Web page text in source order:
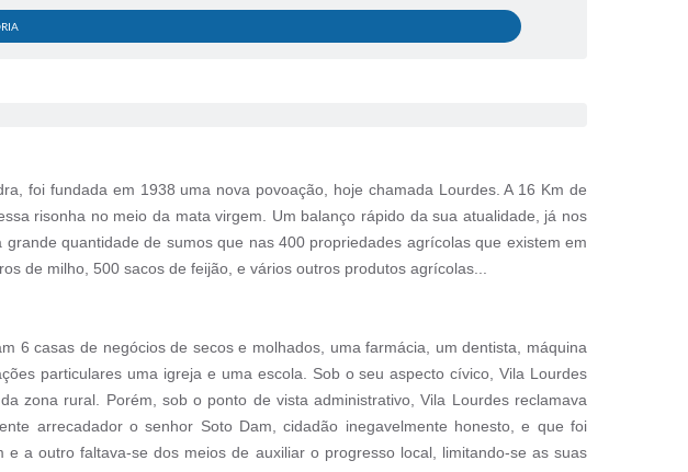
foi fundada em 1938 uma nova povoação, hoje chamada Lourdes. A 16 Km de
risonha no meio da mata virgem. Um balanço rápido da sua atualidade, já nos
quantidade de sumos que nas 400 propriedades agrícolas que existem em
de milho, 500 sacos de feijão, e vários outros produtos agrícolas...
6 casas de negócios de secos e molhados, uma farmácia, um dentista, máquina
particulares uma igreja e uma escola. Sob o seu aspecto cívico, Vila Lourdes
zona rural. Porém, sob o ponto de vista administrativo, Vila Lourdes reclamava
arrecadador o senhor Soto Dam, cidadão inegavelmente honesto, e que foi
a outro faltava-se dos meios de auxiliar o progresso local, limitando-se as suas